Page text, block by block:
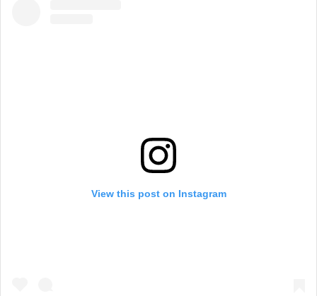
View this post on Instagram